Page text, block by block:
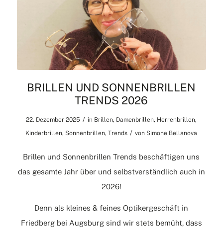
BRILLEN UND SONNENBRILLEN
TRENDS 2026
22. Dezember 2025 / in Brillen, Damenbrillen, Herrenbrillen,
Kinderbrillen, Sonnenbrillen,Trends / von Simone Bellanova
Brillen und Sonnenbrillen Trends beschäftigen uns
das gesamte Jahr über und selbstverständlich auch in
2026!
Denn als kleines & feines Optikergeschäft in
Friedbergbei Augsburg sind wir stets bemüht, dass